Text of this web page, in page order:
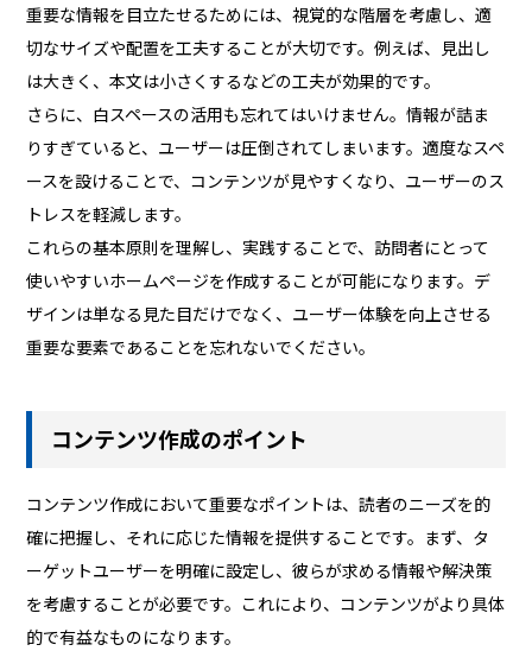
重要な情報を目立たせるためには、視覚的な階層を考慮し、適
切なサイズや配置を工夫することが大切です。例えば、見出し
は大きく、本文は小さくするなどの工夫が効果的です。
さらに、白スペースの活用も忘れてはいけません。情報が詰ま
りすぎていると、ユーザーは圧倒されてしまいます。適度なスペ
ースを設けることで、コンテンツが見やすくなり、ユーザーのス
トレスを軽減します。
これらの基本原則を理解し、実践することで、訪問者にとって
使いやすいホームページを作成することが可能になります。デ
ザインは単なる見た目だけでなく、ユーザー体験を向上させる
重要な要素であることを忘れないでください。
コンテンツ作成のポイント
コンテンツ作成において重要なポイントは、読者のニーズを的
確に把握し、それに応じた情報を提供することです。まず、タ
ーゲットユーザーを明確に設定し、彼らが求める情報や解決策
を考慮することが必要です。これにより、コンテンツがより具体
的で有益なものになります。